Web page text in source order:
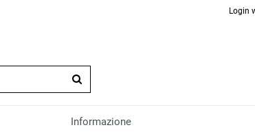
Login
Informazione